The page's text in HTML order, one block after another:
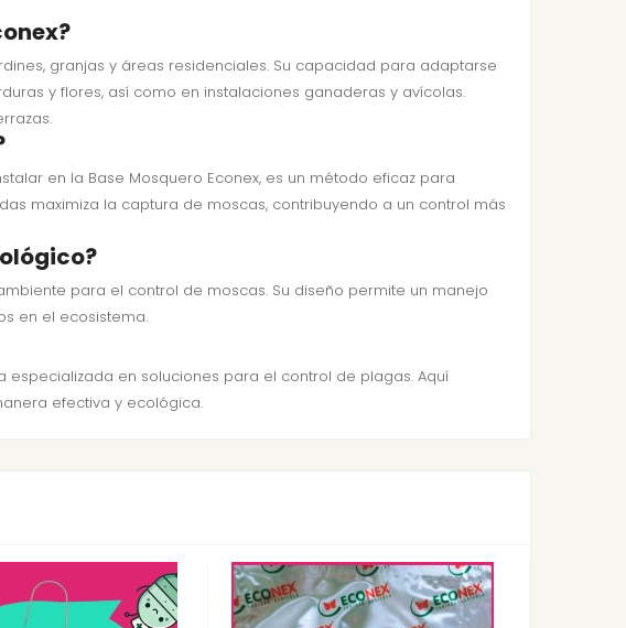
granjas y áreas residenciales. Su capacidad para adaptarse
y flores, así como en instalaciones ganaderas y avícolas.
en la Base Mosquero Econex, es un método eficaz para
maximiza la captura de moscas, contribuyendo a un control más
para el control de moscas. Su diseño permite un manejo
en el ecosistema.
especializada en soluciones para el control de plagas. Aquí
efectiva y ecológica.